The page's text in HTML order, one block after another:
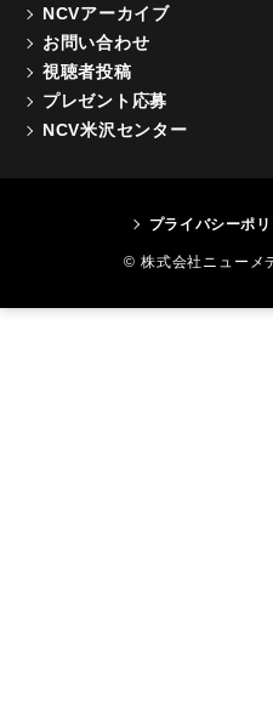
NCVアーカイブ
お問い合わせ
視聴者投稿
プレゼント応募
NCV米沢センター
プライバシーポ
© 株式会社ニュー